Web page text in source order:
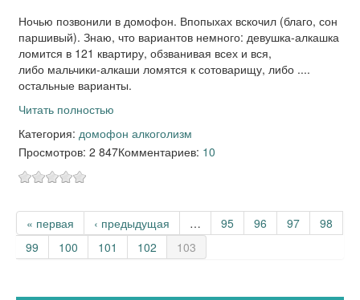
Ночью позвонили в домофон. Впопыхах вскочил (благо, сон
паршивый). Знаю, что вариантов немного: девушка-алкашка
ломится в 121 квартиру, обзванивая всех и вся,
либо мальчики-алкаши ломятся к сотоварищу, либо ....
остальные варианты.
Читать полностью
Категория: домофон алкоголизм
Просмотров: 2 847Комментариев: 10
Страницы
« первая ‹ предыдущая … 95 96 97
98
99
100 101 102 103